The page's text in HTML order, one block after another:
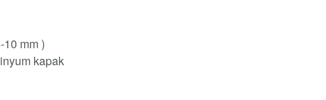
10 mm )
kapak